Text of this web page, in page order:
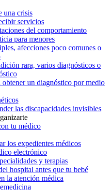
una crisis
servicios
del comportamiento
para menores
afecciones poco comunes o
rara, varios diagnósticos o
obtener un diagnóstico por medio
las discapacidades invisibles
tu médico
los expedientes médicos
electrónico
y terapias
hospital antes que tu bebé
la atención médica